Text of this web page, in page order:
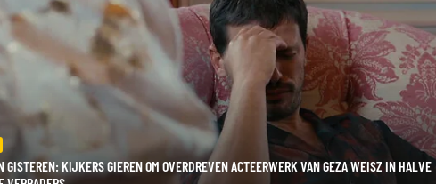
GISTEREN: KIJKERS GIEREN OM OVERDREVEN ACTEERWERK VAN GEZA WEISZ IN HALVE